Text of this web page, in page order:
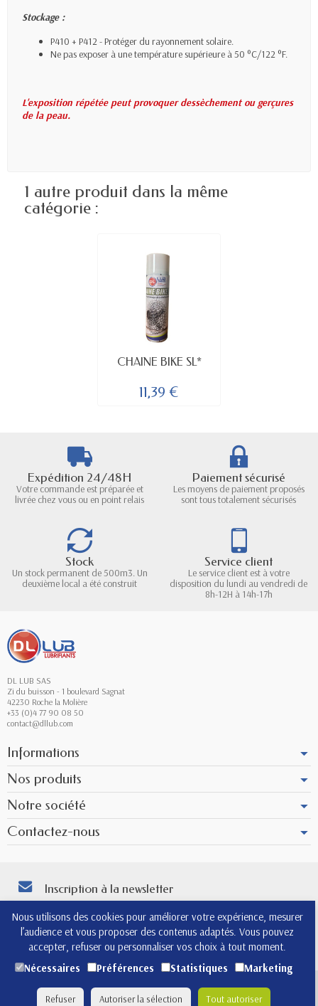
Nous utilisons des cookies pour améliorer votre expérience, mesurer
l’audience et vous proposer des contenus adaptés. Vous pouvez
accepter, refuser ou personnaliser vos choix à tout moment.
Nécessaires
Préférences Statistiques Marketing
Refuser Autoriser la sélection Tout autoriser
Stockage :
P410 + P412 - Protéger du rayonnement solaire.
Ne pas exposer à une température supérieure à 50 °C/122 °F.
L'exposition répétée peut provoquer dessèchement ou gerçures
de la peau.
1 autre produit dans la même
catégorie :
CHAINE BIKE SL*
11,39 €
Expédition 24/48H
Votre commande est préparée et
livrée chez vous ou en point relais
Paiement sécurisé
Les moyens de paiement proposés
sont tous totalement sécurisés
Stock
Un stock permanent de 500m3. Un
deuxième local a été construit
Service client
Le service client est à votre
disposition du lundi au vendredi de
8h-12H à 14h-17h
DL LUB SAS
Zi du buisson - 1 boulevard Sagnat
42230 Roche la Molière
+33 (0)4 77 90 08 50
contact@dllub.com
Informations
Nos produits
Notre société
Contactez-nous
Inscription à la newsletter
informations de contact dans les conditions d'utilisation du site.
Copyright © 2026 - Design byPrestacrea- Ecommerce
software byPrestaShop™
4.8
(565)